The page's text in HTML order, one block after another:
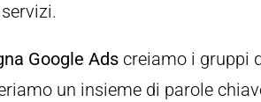
Google Ads creiamo i gruppi
un insieme di parole